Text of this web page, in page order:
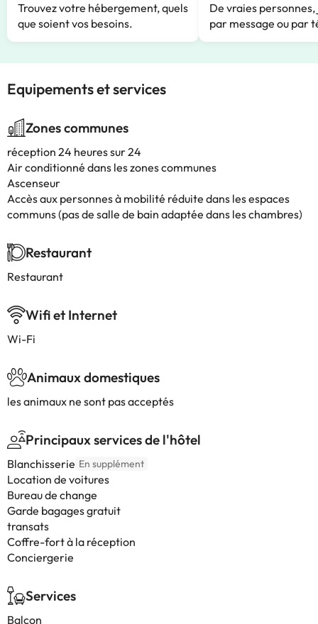
Trouvez votre hébergement, quels
que soient vos besoins.
De vraies
par message ou par
Equipements et services
Zones communes
réception 24 heures sur 24
Air conditionné dans les zones communes
Ascenseur
Accès aux personnes à mobilité réduite dans les espaces
communs (pas de salle de bain adaptée dans les chambres)
Restaurant
Restaurant
Wifi et Internet
Wi-Fi
Animaux domestiques
les animaux ne sont pas acceptés
Principaux services de l'hôtel
Blanchisserie En supplément
Location de voitures
Bureau de change
Garde bagages gratuit
transats
Coffre-fort à la réception
Conciergerie
Services
Balcon